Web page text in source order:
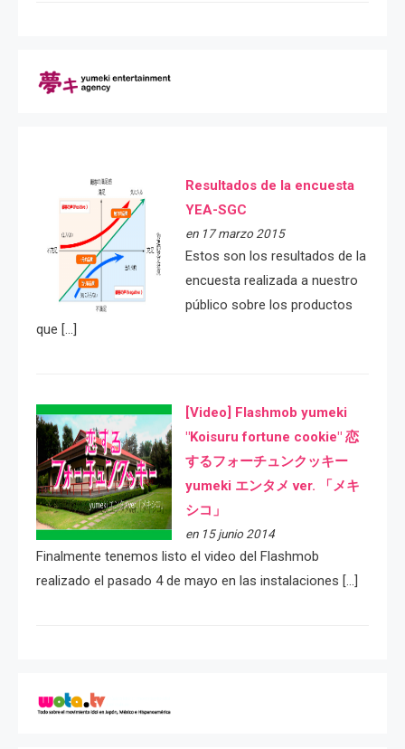
Resultados de la encuesta
YEA-SGC
en 17 marzo 2015
Estos son los resultados de la
encuesta realizada a nuestro
público sobre los productos
que […]
[Video] Flashmob yumeki
"Koisuru fortune cookie" 恋
するフォーチュンクッキー
yumeki エンタメ ver. 「メキ
シコ」
en 15 junio 2014
Finalmente tenemos listo el video del Flashmob
realizado el pasado 4 de mayo en las instalaciones […]